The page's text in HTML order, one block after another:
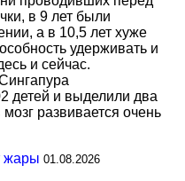
в 9 лет были
а в 10,5 лет хуже
удерживать и
и сейчас.
детей и выделили два
развивается очень
жары 01.08.2026